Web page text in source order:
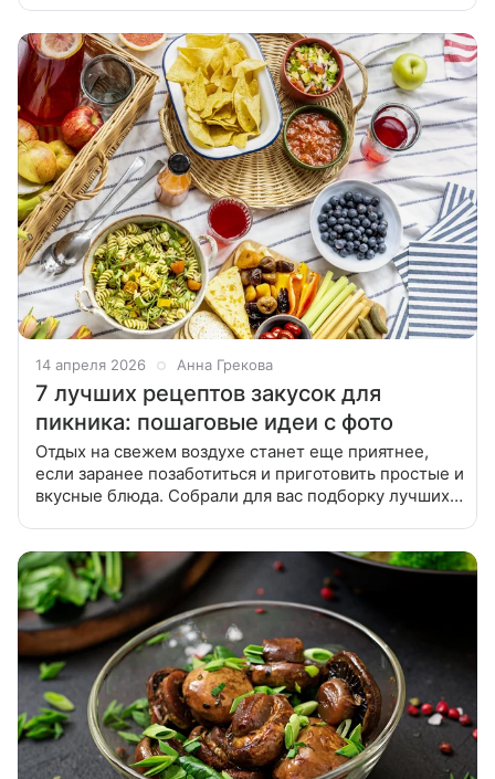
14 апреля 2026 Анна Грекова
7 лучших рецептов закусок для
пикника: пошаговые идеи с фото
Отдых на свежем воздухе станет еще приятнее,
если заранее позаботиться и приготовить простые и
вкусные блюда. Собрали для вас подборку лучших